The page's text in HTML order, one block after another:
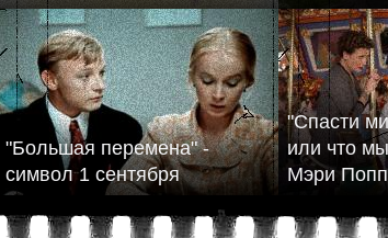
"Большая перемена" -
символ 1 сентября
"Спасти
или что
Мэри